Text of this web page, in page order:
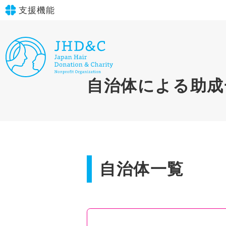
支援機能
文字サイズ 標準
青 黄 黒
in simple English
English Guide自治体による助
自治体一覧